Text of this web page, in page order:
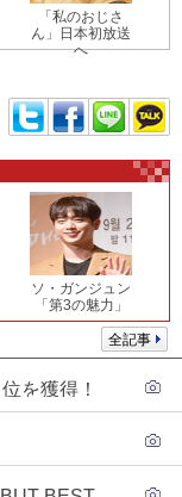
「私のおじさ
ん」日本初放送
へ
ソ・ガンジュン
「第3の魅力」
全記事
を獲得！